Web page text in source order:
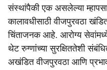
संस्थांपैकी एक असलेल्या म्हापसा
कालावधीसाठी वीजपुरवठा
चिंताजनक आहे. आरोग्य सेवांमध्ये
थेट रुग्णांच्या सुरक्षिततेशी
अखंडित वीजपुरवठा आणि